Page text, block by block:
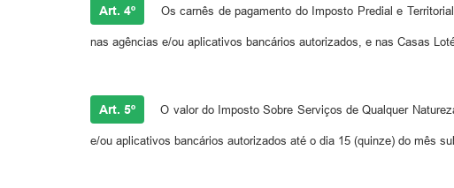
Art. 4º Os carnês de pagamento do Imposto Predial e
nas agências e/ou aplicativos bancários autorizados, e nas Casas
Art. 5º O valor do Imposto Sobre Serviços de Qualquer
e/ou aplicativos bancários autorizados até o dia 15 (quinze) do mês